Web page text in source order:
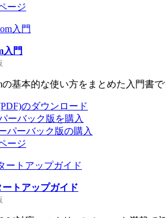
ージ
入門
基本的な使い方をまとめた入門書
のダウンロード
ーバック版を購入
パーバック版の購入
ージ
トアップガイド